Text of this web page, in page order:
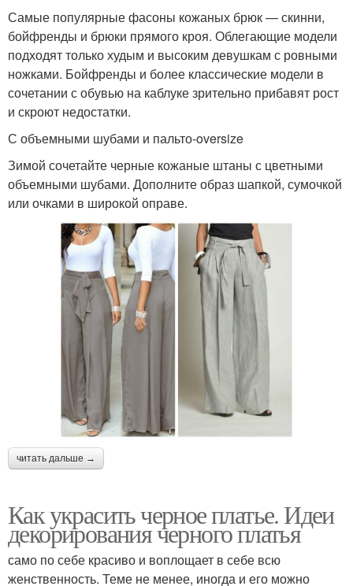
Самые популярные фасоны кожаных брюк — скинни,
бойфренды и брюки прямого кроя. Облегающие модели
подходят только худым и высоким девушкам с ровными
ножками. Бойфренды и более классические модели в
сочетании с обувью на каблуке зрительно прибавят рост
и скроют недостатки.
С объемными шубами и пальто-oversize
Зимой сочетайте черные кожаные штаны с цветными
объемными шубами. Дополните образ шапкой, сумочкой
или очками в широкой оправе.
читать дальше →
Как украсить черное платье. Идеи
декорирования черного платья
само по себе красиво и воплощает в себе всю
женственность. Теме не менее, иногда и его можно